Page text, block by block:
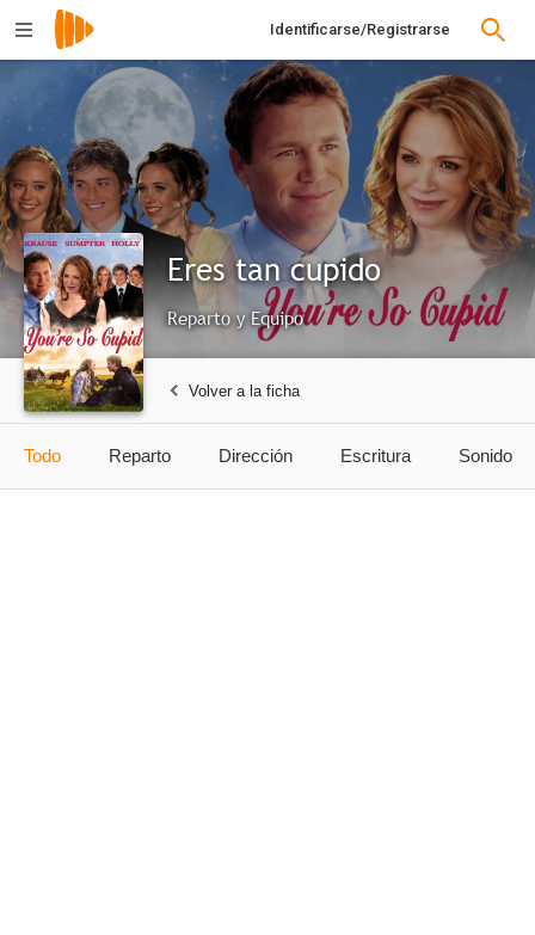
Identificarse/Registrarse
Eres tan cupido
Reparto y Equipo
Volver a la ficha
Todo Reparto Dirección Escritura Sonido